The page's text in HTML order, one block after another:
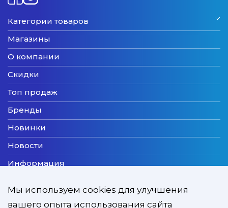
Категории товаров
Магазины
О компании
Скидки
Топ продаж
Бренды
Новинки
Новости
Информация
Мы используем cookies для улучшения
вашего опыта использования сайта